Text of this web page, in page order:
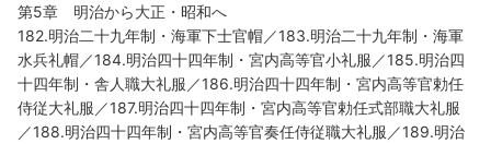
第5章 明治から大正・昭和へ
182.明治二十九年制・海軍下士官帽／183.明治二十九年制・海軍
水兵礼帽／184.明治四十四年制・宮内高等官小礼服／185.明治四
十四年制・舎人職大礼服／186.明治四十四年制・宮内高等官勅任
侍従大礼服／187.明治四十四年制・宮内高等官勅任式部職大礼服
／188.明治四十四年制・宮内高等官奏任侍従職大礼服／189.明治